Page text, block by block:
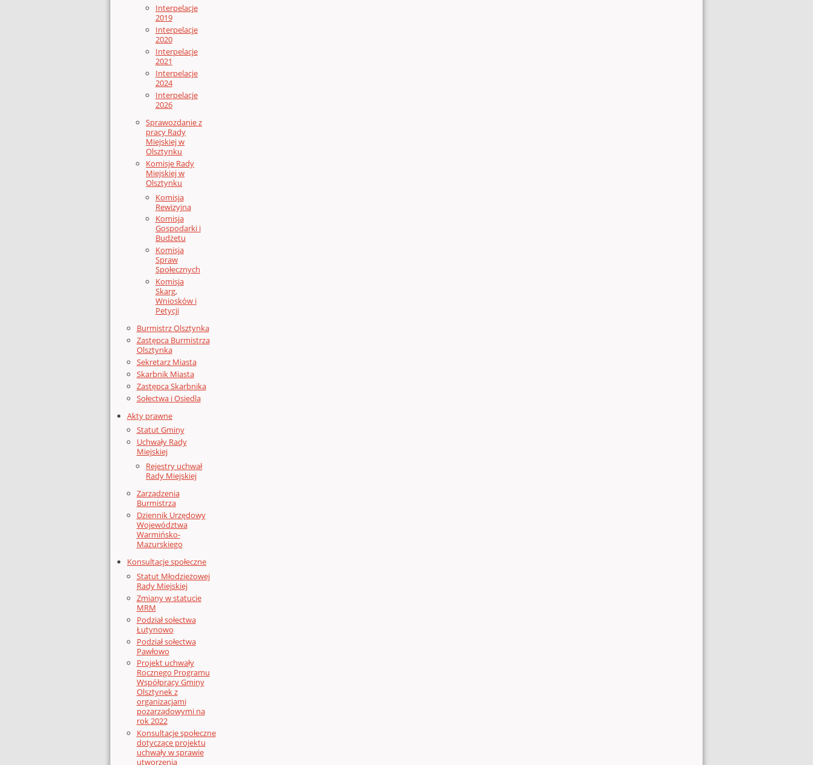
Interpelacje
2019
Interpelacje
2020
Interpelacje
2021
Interpelacje
2024
Interpelacje
2026
Sprawozdanie z
pracy Rady
Miejskiej w
Olsztynku
Komisje Rady
Miejskiej w
Olsztynku
Komisja
Rewizyjna
Komisja
Gospodarki i
Budżetu
Komisja
Spraw
Społecznych
Komisja
Skarg,
Wniosków i
Petycji
Burmistrz Olsztynka
Zastępca Burmistrza
Olsztynka
Sekretarz Miasta
Skarbnik Miasta
Zastępca Skarbnika
Sołectwa i Osiedla
Akty prawne
Statut Gminy
Uchwały Rady
Miejskiej
Rejestry uchwał
Rady Miejskiej
Zarządzenia
Burmistrza
Dziennik Urzędowy
Województwa
Warmińsko-
Mazurskiego
Konsultacje społeczne
Statut Młodzieżowej
Rady Miejskiej
Zmiany w statucie
MRM
Podział sołectwa
Łutynowo
Podział sołectwa
Pawłowo
Projekt uchwały
Rocznego Programu
Współpracy Gminy
Olsztynek z
organizacjami
pozarządowymi na
rok 2022
Konsultacje społeczne
dotyczące projektu
uchwały w sprawie
utworzenia